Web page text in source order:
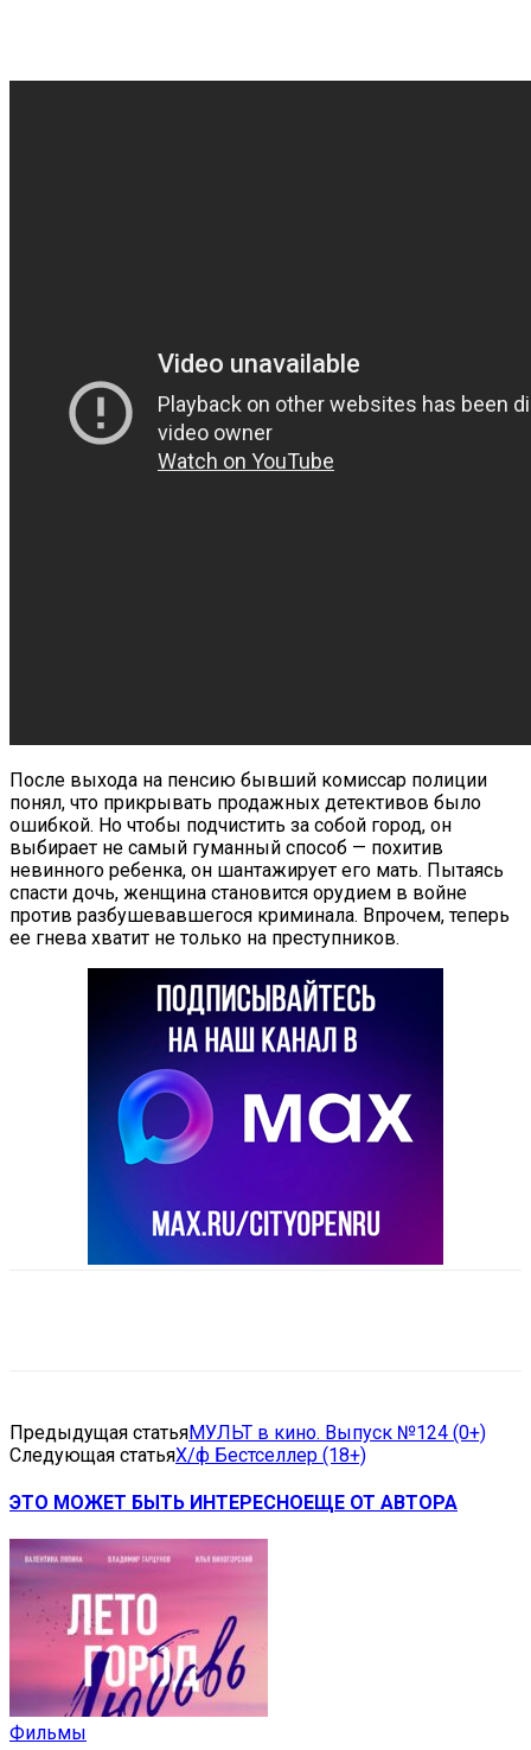
После выхода на пенсию бывший комиссар полиции
понял, что прикрывать продажных детективов было
ошибкой. Но чтобы подчистить за собой город, он
выбирает не самый гуманный способ — похитив
невинного ребенка, он шантажирует его мать. Пытаясь
спасти дочь, женщина становится орудием в войне
против разбушевавшегося криминала. Впрочем, теперь
ее гнева хватит не только на преступников.
Предыдущая статьяМУЛЬТ в кино. Выпуск №124 (0+)
Следующая статьяХ/ф Бестселлер (18+)
ЭТО МОЖЕТ БЫТЬ ИНТЕРЕСНОЕЩЕ ОТ АВТОРА
Фильмы